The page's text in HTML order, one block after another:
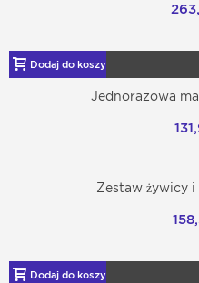
Dodaj do koszyka
Jednorazowa
Zestaw żywicy i
Dodaj do koszyka